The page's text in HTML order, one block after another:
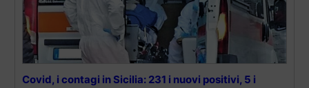
Covid, i contagi in Sicilia: 231 i nuovi positivi, 5 i